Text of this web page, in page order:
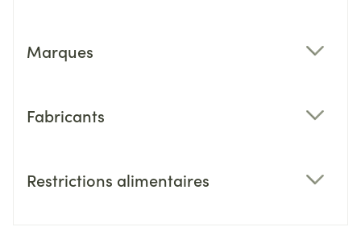
Marques
Fabricants
Restrictions alimentaires